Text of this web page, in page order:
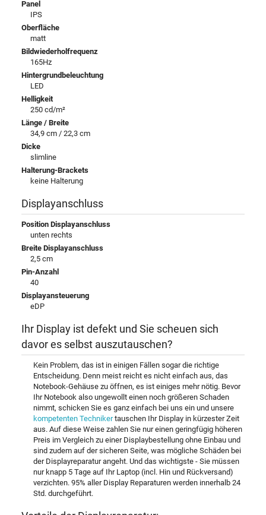
Panel
IPS
Oberfläche
matt
Bildwiederholfrequenz
165Hz
Hintergrundbeleuchtung
LED
Helligkeit
250 cd/m²
Länge / Breite
34,9 cm / 22,3 cm
Dicke
slimline
Halterung-Brackets
keine Halterung
Displayanschluss
Position Displayanschluss
unten rechts
Breite Displayanschluss
2,5 cm
Pin-Anzahl
40
Displayansteuerung
eDP
Ihr Display ist defekt und Sie scheuen sich
davor es selbst auszutauschen?
Kein Problem, das ist in einigen Fällen sogar die richtige
Entscheidung. Denn meist reicht es nicht einfach aus, das
Notebook-Gehäuse zu öffnen, es ist einiges mehr nötig. Bevor
Ihr Notebook also ungewollt einen noch größeren Schaden
nimmt, schicken Sie es ganz einfach bei uns ein und unsere
kompetenten Technikertauschen Ihr Display in kürzester Zeit
aus. Auf diese Weise zahlen Sie nur einen geringfügig höheren
Preis im Vergleich zu einer Displaybestellung ohne Einbau und
sind zudem auf der sicheren Seite, was mögliche Schäden bei
der Displayreparatur angeht. Und das wichtigste - Sie müssen
nur knapp 5 Tage auf Ihr Laptop (incl. Hin und Rückversand)
verzichten. 95% aller Display Reparaturen werden innerhalb 24
Std. durchgeführt.